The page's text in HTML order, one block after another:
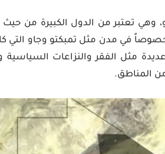
وهي تعتبر من الدول الكبيرة من
خصوصاً في مدن مثل تمبكتو وجاو التي
مثل الفقر والنزاعات السياسية
من المناطق.